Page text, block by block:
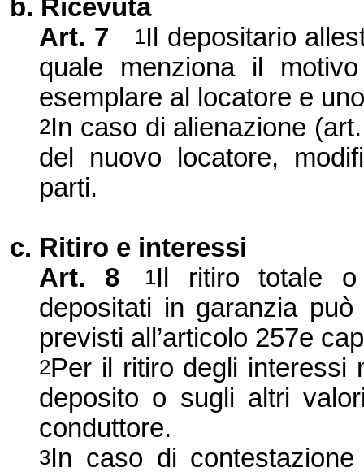
b. Ricevuta
Art. 7 1Il depositario
quale menziona il
esemplare al locatore e
2In caso di alienazione
del nuovo locatore,
parti.
c. Ritiro e interessi
Art.
8 1Il ritiro totale o
depositati in garanzia
previsti all’articolo 257e
2Per il ritiro degli interessi
deposito o sugli altri
conduttore.
3In caso di